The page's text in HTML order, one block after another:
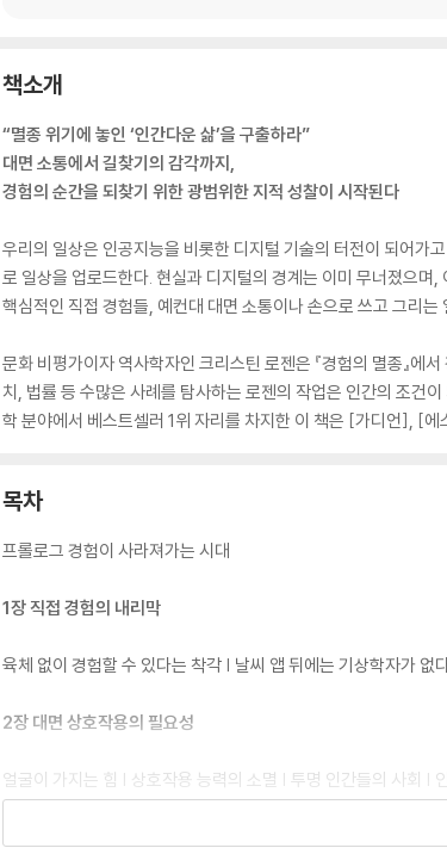
책소개
“멸종 위기에 놓인 ‘인간다운 삶’을 구출하라”
대면 소통에서 길찾기의 감각까지,
경험의 순간을 되찾기 위한 광범위한 지적 성찰이 시작된다
우리의 일상은 인공지능을 비롯한 디지털 기술의 터전이 되어가
로 일상을 업로드한다. 현실과 디지털의 경계는 이미 무너졌으며
핵심적인 직접 경험들, 예컨대 대면 소통이나 손으로 쓰고 그리
문화 비평가이자 역사학자인 크리스틴 로젠은 『경험의 멸종』
치, 법률 등 수많은 사례를 탐사하는 로젠의 작업은 인간의 조건
학 분야에서 베스트셀러 1위 자리를 차지한 이 책은 [가디언], [
목차
프롤로그 경험이 사라져가는 시대
1장 직접 경험의 내리막
육체 없이 경험할 수 있다는 착각 | 날씨 앱 뒤에는 기상학자가 없
2장 대면 상호작용의 필요성
얼굴이 가지는 힘 | 상호작용 능력의 소멸 | 투명 인간들의 사회 |